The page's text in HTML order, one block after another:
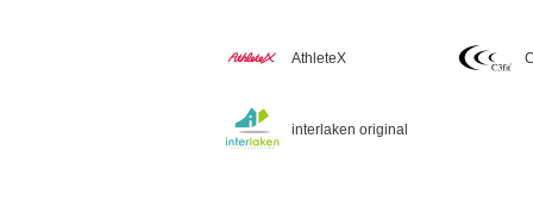
AthleteX
interlaken original